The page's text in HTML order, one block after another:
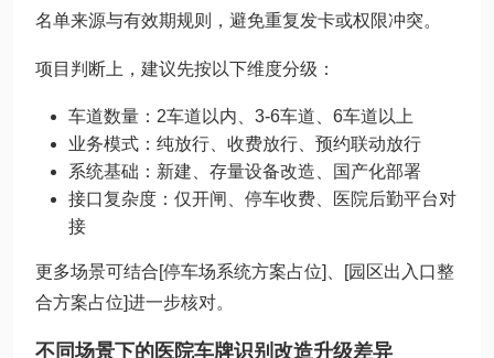
名单来源与有效期规则，避免重复发卡或权限冲突。
项目判断上，建议先按以下维度分级：
车道数量：2车道以内、3-6车道、6车道以上
业务模式：纯放行、收费放行、预约联动放行
系统基础：新建、存量设备改造、国产化部署
接口复杂度：仅开闸、停车收费、医院后勤平台对
接
更多场景可结合[停车场系统方案占位]、[园区出入口整
合方案占位]进一步核对。
不同场景下的医院车牌识别改造升级差异